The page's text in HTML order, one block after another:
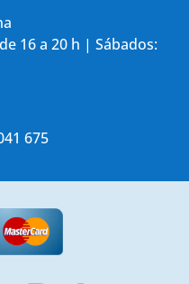
16 a 20 h | Sábados:
675